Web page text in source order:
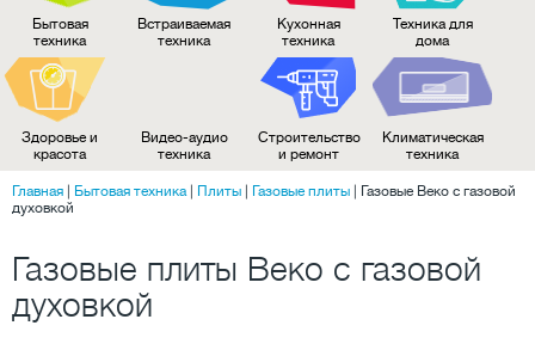
Бытовая
техника
Встраиваемая
техника
Кухонная
техника
Техника для
дома
Здоровье и
красота
Видео-аудио
техника
Строительство
и ремонт
Климатическая
техника
Главная Бытовая техника| Плиты Газовые плиты
Газовые Веко с газовой
духовкой
Газовые плиты Веко с газовой
духовкой